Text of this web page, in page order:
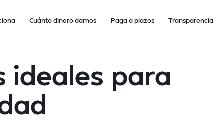
Cuánto dinero damos Paga a plazos Transparencia
ideales para